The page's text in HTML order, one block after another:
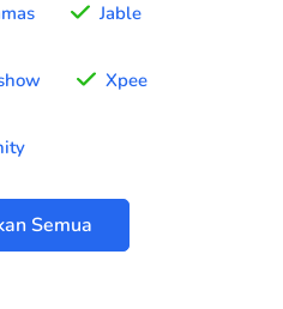
Jable
Xpee
Semua